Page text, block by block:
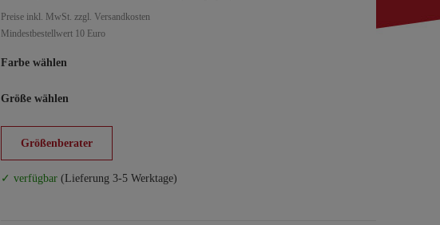
Preise inkl. MwSt. zzgl. Versandkosten
Mindestbestellwert 10 Euro
Farbe wählen
Größe wählen
Größenberater
✓ verfügbar (Lieferung 3-5 Werktage)